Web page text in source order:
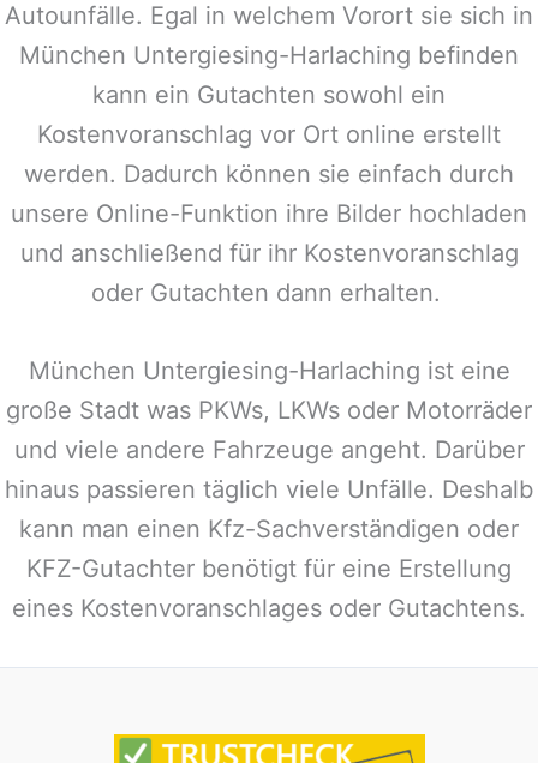
Autounfälle. Egal in welchem Vorort sie sich in
München Untergiesing-Harlaching befinden
kann ein Gutachten sowohl ein
Kostenvoranschlag vor Ort online erstellt
werden. Dadurch können sie einfach durch
unsere Online-Funktion ihre Bilder hochladen
und anschließend für ihr Kostenvoranschlag
oder Gutachten dann erhalten.
München Untergiesing-Harlaching ist eine
große Stadt was PKWs, LKWs oder Motorräder
und viele andere Fahrzeuge angeht. Darüber
hinaus passieren täglich viele Unfälle. Deshalb
kann man einen Kfz-Sachverständigen oder
KFZ-Gutachter benötigt für eine Erstellung
eines Kostenvoranschlages oder Gutachtens.